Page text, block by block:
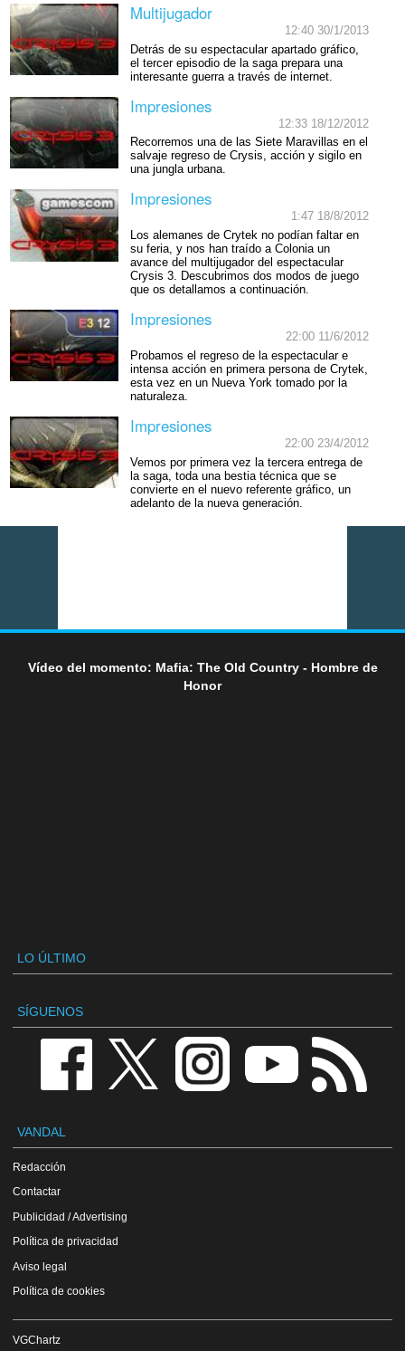
Multijugador
12:40 30/1/2013
Detrás de su espectacular apartado gráfico,
el tercer episodio de la saga prepara una
interesante guerra a través de internet.
Impresiones
12:33 18/12/2012
Recorremos una de las Siete Maravillas en el
salvaje regreso de Crysis, acción y sigilo en
una jungla urbana.
Impresiones
1:47 18/8/2012
Los alemanes de Crytek no podían faltar en
su feria, y nos han traído a Colonia un
avance del multijugador del espectacular
Crysis 3. Descubrimos dos modos de juego
que os detallamos a continuación.
Impresiones
22:00 11/6/2012
Probamos el regreso de la espectacular e
intensa acción en primera persona de Crytek,
esta vez en un Nueva York tomado por la
naturaleza.
Impresiones
22:00 23/4/2012
Vemos por primera vez la tercera entrega de
la saga, toda una bestia técnica que se
convierte en el nuevo referente gráfico, un
adelanto de la nueva generación.
Vídeo del momento: Mafia: The Old Country - Hombre de
Honor
LO ÚLTIMO
SÍGUENOS
VANDAL
Redacción
Contactar
Publicidad / Advertising
Política de privacidad
Aviso legal
Política de cookies
VGChartz